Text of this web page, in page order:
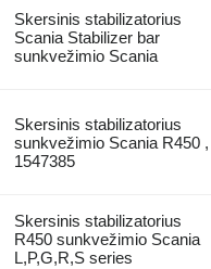
Skersinis stabilizatorius
Scania Stabilizer bar
sunkvežimio Scania
Skersinis stabilizatorius
sunkvežimio Scania R450 ,
1547385
Skersinis stabilizatorius
R450 sunkvežimio Scania
L,P,G,R,S series